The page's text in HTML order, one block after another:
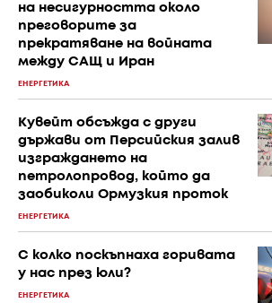
на несигурността около
преговорите за
прекратяване на войната
между САЩ и Иран
ЕНЕРГЕТИКА
Кувейт обсъжда с други
държави от Персийския залив
изграждането на
петролопровод, който да
заобиколи Ормузкия проток
ЕНЕРГЕТИКА
С колко поскъпнаха горивата
у нас през юли?
ЕНЕРГЕТИКА